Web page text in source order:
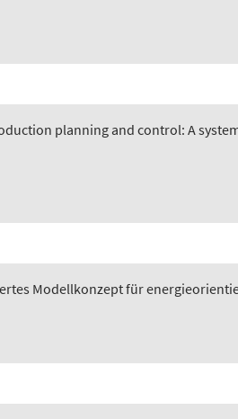
planning and control: A
Modellkonzept für